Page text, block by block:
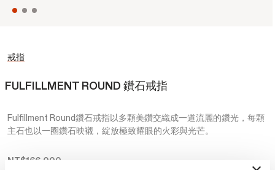
戒指
FULFILLMENT ROUND 鑽石戒指
Fulfillment Round鑽石戒指以多顆美鑽交織成一道流麗的鑽光，每顆
主石也以一圈鑽石映襯，綻放極致耀眼的火彩與光芒。
NT$166,000